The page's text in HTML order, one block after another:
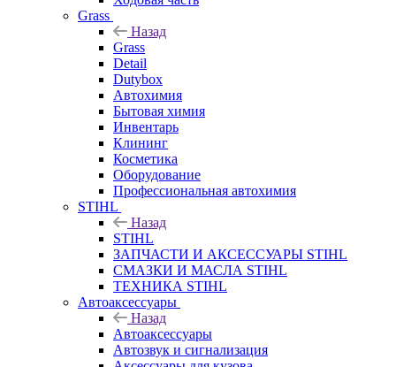
Grass
Назад
Grass
Detail
Dutybox
Автохимия
Бытовая химия
Инвентарь
Клининг
Косметика
Оборудование
Профессиональная автохимия
STIHL
Назад
STIHL
ЗАПЧАСТИ И АКСЕССУАРЫ STIHL
СМАЗКИ И МАСЛА STIHL
ТЕХНИКА STIHL
Автоаксессуары
Назад
Автоаксессуары
Автозвук и сигнализация